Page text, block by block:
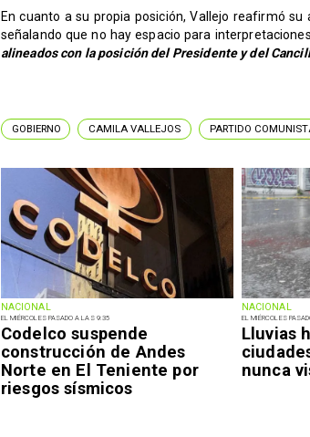
NACIONAL
EL MIÉRCOLES PASADO A LAS 9:35
Codelco suspende
construcción de Andes
Norte en El Teniente por
riesgos sísmicos
NACIONAL
EL MIÉRCOLES
Lluvias
nunca
En cuanto a su propia posición, Vallejo reafirmó
señalando que no hay espacio para
alineados con la posición del Presidente y del
GOBIERNO CAMILA VALLEJOS PARTIDO